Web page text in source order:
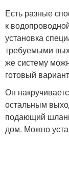
Есть разные
к
установка
требуемыми
же систему
готовый
Он
остальным
подающий
дом. Можно